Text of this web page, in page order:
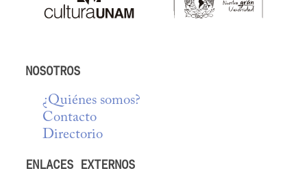
NOSOTROS
¿Quiénes somos?
Contacto
Directorio
ENLACES EXTERNOS